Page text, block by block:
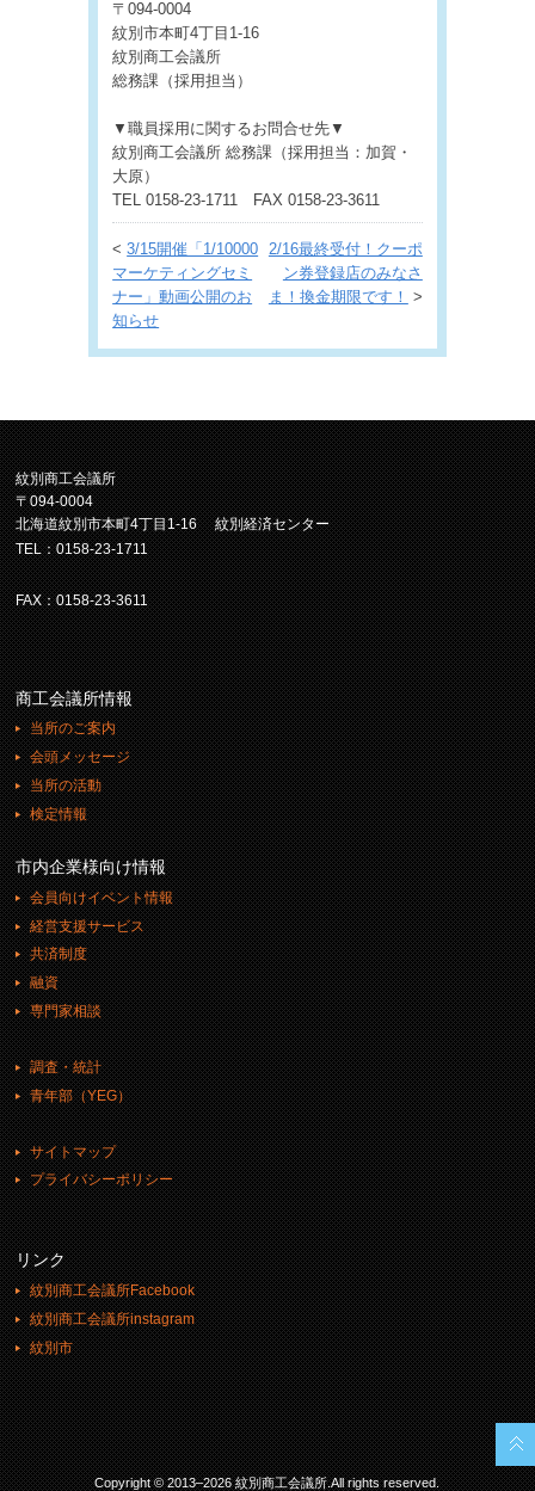
〒094-0004
紋別市本町4丁目1-16
紋別商工会議所
総務課（採用担当）
▼職員採用に関するお問合せ先▼
紋別商工会議所 総務課（採用担当：加賀・
大原）
TEL 0158-23-1711 FAX 0158-23-3611
<3/15開催「1/10000
マーケティングセミ
ナー」動画公開のお
知らせ
2/16最終受付！クーポ
ン券登録店のみなさ
ま！換金期限です！
>
紋別商工会議所
〒094-0004
北海道紋別市本町4丁目1-16 紋別経済センター
TEL：0158-23-1711
FAX：0158-23-3611
商工会議所情報
当所のご案内
会頭メッセージ
当所の活動
検定情報
市内企業様向け情報
会員向けイベント情報
経営支援サービス
共済制度
融資
専門家相談
調査・統計
青年部（YEG）
サイトマップ
プライバシーポリシー
リンク
紋別商工会議所Facebook
紋別商工会議所instagram
紋別市
Copyright © 2013–2026 紋別商工会議所.All rights reserved.